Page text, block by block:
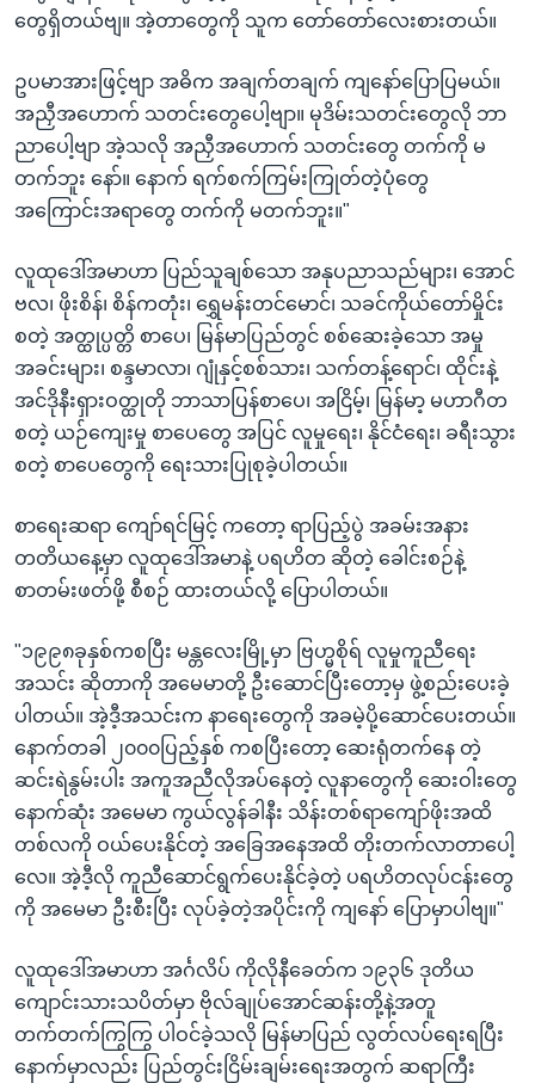
တွေရှိတယ်ဗျ။ အဲ့တာတွေကို သူက တော်တော်လေးစားတယ်။
ဥပမာအားဖြင့်ဗျာ အဓိက အချက်တချက် ကျနော်ပြောပြမယ်။
အညှီအဟောက် သတင်းတွေပေါ့ဗျာ။ မုဒိမ်းသတင်းတွေလို ဘာ
ညာပေါ့ဗျာ အဲ့သလို အညှီအဟောက် သတင်းတွေ တက်ကို မ
တက်ဘူး နော်။ နောက် ရက်စက်ကြမ်းကြုတ်တဲ့ပုံတွေ
အကြောင်းအရာတွေ တက်ကို မတက်ဘူး။"
လူထုဒေါ်အမာဟာ ပြည်သူချစ်သော အနုပညာသည်များ၊ အောင်
ဗလ၊ ဖိုးစိန်၊ စိန်ကတုံး၊ ရွှေမန်းတင်မောင်၊ သခင်ကိုယ်တော်မှိုင်း
စတဲ့ အတ္ထုပ္ပတ္တိ စာပေ၊ မြန်မာပြည်တွင် စစ်ဆေးခဲ့သော အမှု
အခင်းများ၊ စန္ဒမာလာ၊ ဂျုံနှင့်စစ်သား၊ သက်တန့်ရောင်၊ ထိုင်းနဲ့
အင်ဒိုနီးရှားဝတ္ထုတို ဘာသာပြန်စာပေ၊ အငြိမ့်၊ မြန်မာ့ မဟာဂီတ
စတဲ့ ယဉ်ကျေးမှု စာပေတွေ အပြင် လူမှုရေး၊ နိုင်ငံရေး၊ ခရီးသွား
စတဲ့ စာပေတွေကို ရေးသားပြုစုခဲ့ပါတယ်။
စာရေးဆရာ ကျော်ရင်မြင့် ကတော့ ရာပြည့်ပွဲ အခမ်းအနား
တတိယနေ့မှာ လူထုဒေါ်အမာနဲ့ ပရဟိတ ဆိုတဲ့ ခေါင်းစဉ်နဲ့
စာတမ်းဖတ်ဖို့ စီစဉ် ထားတယ်လို့ ပြောပါတယ်။
"၁၉၉၈ခုနှစ်ကစပြီး မန္တလေးမြို့မှာ ဗြဟ္မစိုရ် လူမှုကူညီရေး
အသင်း ဆိုတာကို အမေမာတို့ ဦးဆောင်ပြီးတော့မှ ဖွဲ့စည်းပေးခဲ့
ပါတယ်။ အဲ့ဒီ့အသင်းက နာရေးတွေကို အခမဲ့ပို့ဆောင်ပေးတယ်။
နောက်တခါ ၂၀၀၀ပြည့်နှစ် ကစပြီးတော့ ဆေးရုံတက်နေ တဲ့
ဆင်းရဲနွမ်းပါး အကူအညီလိုအပ်နေတဲ့ လူနာတွေကို ဆေးဝါးတွေ
နောက်ဆုံး အမေမာ ကွယ်လွန်ခါနီး သိန်းတစ်ရာကျော်ဖိုးအထိ
တစ်လကို ဝယ်ပေးနိုင်တဲ့ အခြေအနေအထိ တိုးတက်လာတာပေါ့
လေ။ အဲ့ဒီ့လို ကူညီဆောင်ရွက်ပေးနိုင်ခဲ့တဲ့ ပရဟိတလုပ်ငန်းတွေ
ကို အမေမာ ဦးစီးပြီး လုပ်ခဲ့တဲ့အပိုင်းကို ကျနော် ပြောမှာပါဗျ။"
လူထုဒေါ်အမာဟာ အင်္ဂလိပ် ကိုလိုနီခေတ်က ၁၉၃၆ ဒုတိယ
ကျောင်းသားသပိတ်မှာ ဗိုလ်ချုပ်အောင်ဆန်းတို့နဲ့အတူ
တက်တက်ကြွကြွ ပါဝင်ခဲ့သလို မြန်မာပြည် လွတ်လပ်ရေးရပြီး
နောက်မှာလည်း ပြည်တွင်းငြိမ်းချမ်းရေးအတွက် ဆရာကြီး